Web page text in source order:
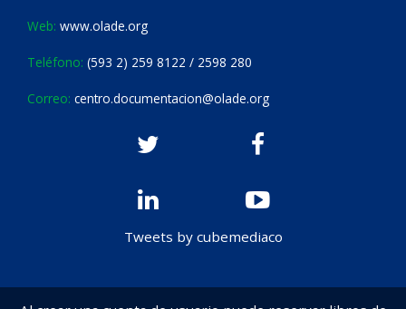
Web: www.olade.org
Teléfono: (593 2) 259 8122 / 2598 280
Correo: centro.documentacion@olade.org
Tweets by cubemediaco